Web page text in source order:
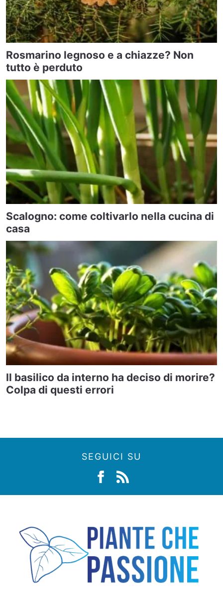
Rosmarino legnoso e a chiazze? Non
tutto è perduto
Scalogno: come coltivarlo nella cucina di
casa
Il basilico da interno ha deciso di morire?
Colpa di questi errori
SEGUICI SU